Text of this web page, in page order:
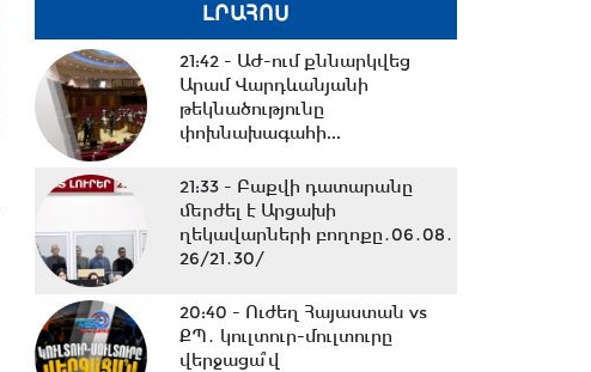
ԼՐԱՀՈՍ
21:42 - ԱԺ-ում քննարկվեց
Արամ Վարդևանյանի
թեկնածությունը
փոխնախագահի...
21:33 - Բաքվի դատարանը
մերժել է Արցախի
ղեկավարների բողոքը․06․08․
26/21․30/
20:40 - Ուժեղ Հայաստան vs
ՔՊ․ կուլտուր-մուլտուրը
վերջացա՞վ